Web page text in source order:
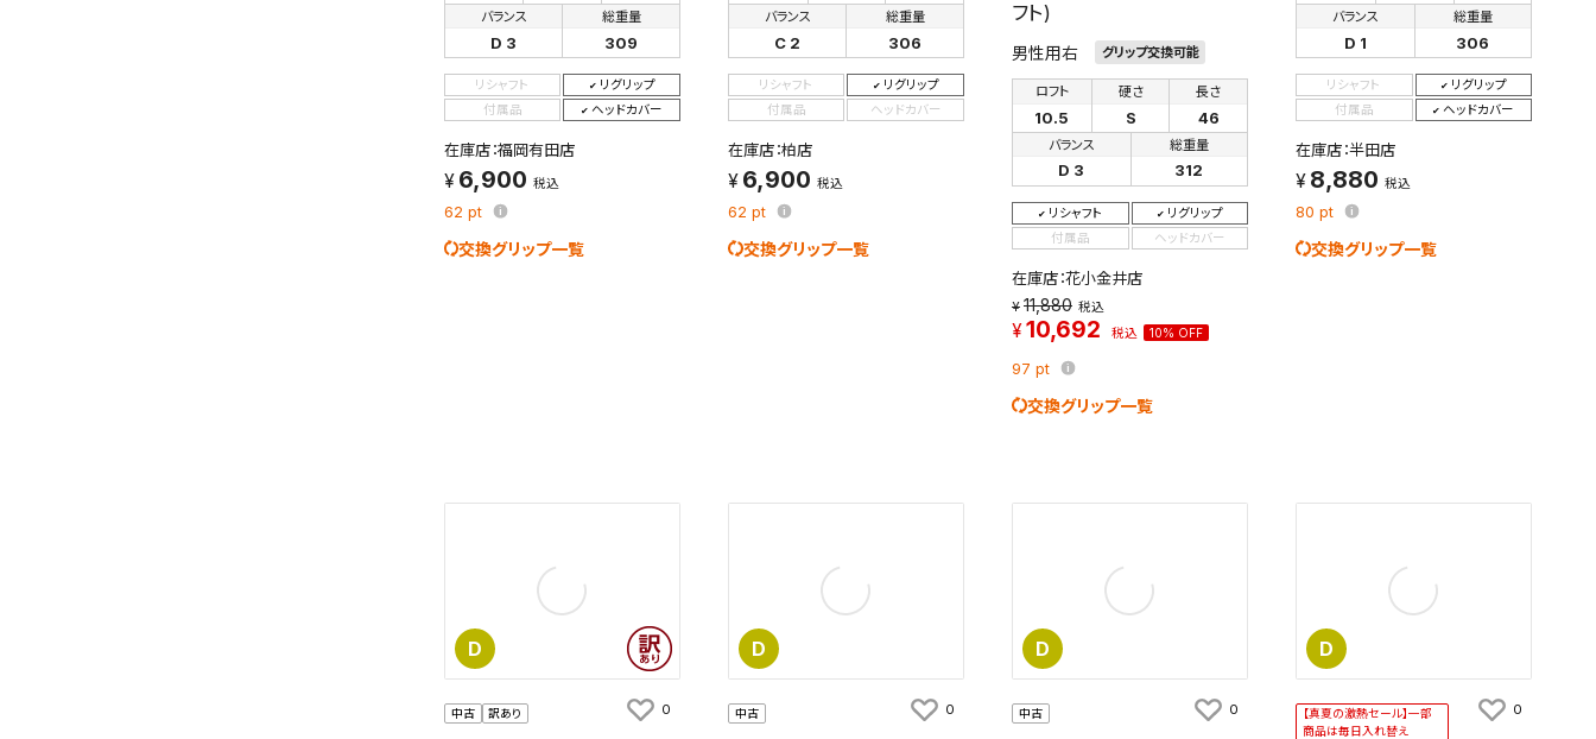
バランス
D 3
総重量
309
リシャフト
リグリップ
付属品
ヘッドカバー
在庫店：福岡有田店
6,900 税込
62 pt
交換グリップ一覧
バランス
C 2
総重量
306
リシャフト
リグリップ
付属品
ヘッドカバー
在庫店：柏店
6,900 税込
62 pt
交換グリップ一覧
フト)
男性用右 グリップ交換可能
ロフト
10.5
硬さ
S
長さ
46
バランス
D 3
総重量
312
リシャフト
リグリップ
付属品
ヘッドカバー
在庫店：花小金井店
11,880 税込
10,692 税込 10% OFF
97 pt
交換グリップ一覧
バランス
D 1
総重量
306
リシャフト
リグリップ
付属品
ヘッドカバー
在庫店：半田店
8,880 税込
80pt
交換グリップ一覧
D
中古 訳あり 0
D
中古 0
D
中古 0
D
【真夏の激熱セール】一部
商品は毎日入れ替え
0
新着通知
新着通知を「する」にすると、この条件に一致する商品が入荷した際に、メール及びお客様
のアカウント内の「お知らせ」で通知します。
条件を変更したい場合は、マイページの「保存検索条件一覧」から画面を表示し、条件を変更
検索条件を保存
検索条件を保存しました。
これまで保存した検索条件は、マイページの「保存検索条件一覧」で確認できます。